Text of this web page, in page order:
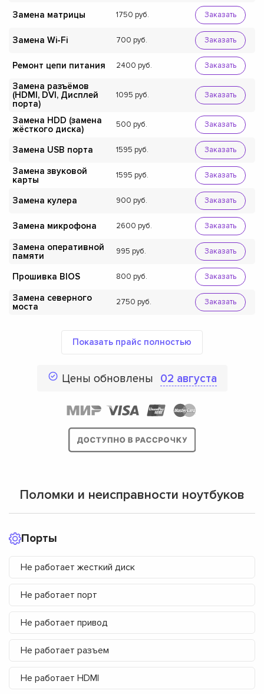
Замена матрицы 1750 Заказать
Замена Wi-Fi 700 Заказать
Ремонт цепи питания 2400 Заказать
Замена разъёмов
(HDMI, DVI, Дисплей
порта)
1095 Заказать
Замена HDD (замена
жёсткого диска)
500 Заказать
Замена USB порта 1595 Заказать
Замена звуковой
карты
1595 Заказать
Замена кулера 900 Заказать
Замена микрофона 2600 Заказать
Замена оперативной
памяти
995 Заказать
Прошивка BIOS 800 Заказать
Замена северного
моста
2750 Заказать
Показать прайс полностью
Цены обновлены 02 августа
Поломки и неисправности ноутбуков
Порты
Не работает жесткий диск
Не работает порт
Не работает привод
Не работает разъем
Не работает HDMI